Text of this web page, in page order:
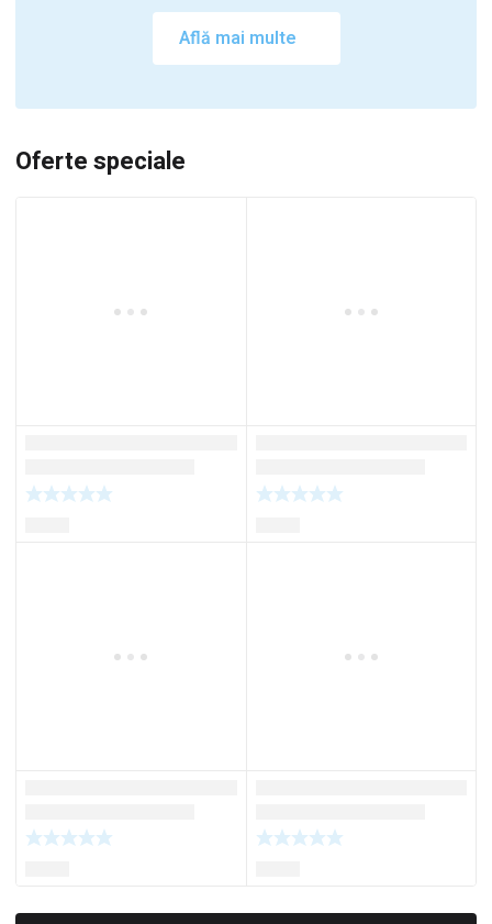
Află mai multe
Oferte speciale